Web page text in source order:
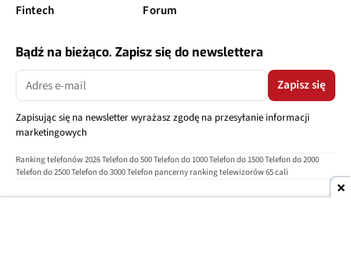
Fintech
Forum
Bądź na bieżąco. Zapisz się do newslettera
Zapisz się
Zapisując się na newsletter wyrażasz zgodę na przesyłanie informacji
marketingowych
Ranking telefonów 2026Telefon do 500Telefon do 1000Telefon do 1500Telefon do 2000
Telefon do 2500Telefon do 3000Telefon pancerny ranking telewizorów 65 cali